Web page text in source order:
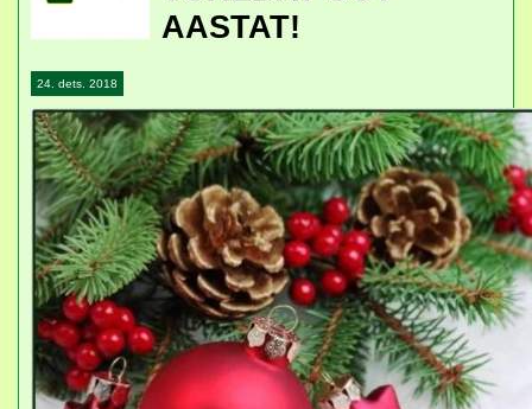
AASTAT!
24. dets. 2018